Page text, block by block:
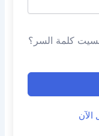
كلمة السر؟